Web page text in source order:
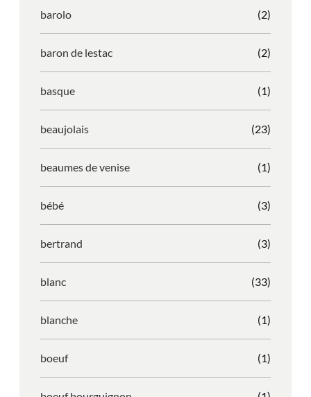
barolo (2)
baron de lestac (2)
basque (1)
beaujolais (23)
beaumes de venise (1)
bébé (3)
bertrand (3)
blanc (33)
blanche (1)
boeuf (1)